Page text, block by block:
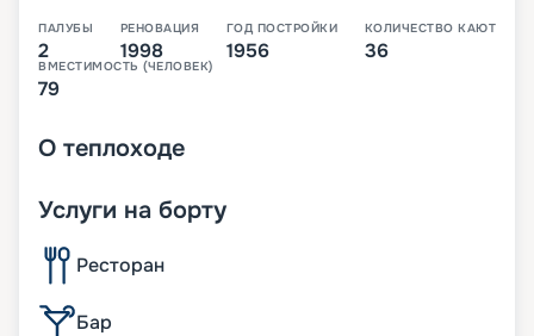
ПАЛУБЫ
2
РЕНОВАЦИЯ
1998
ГОД ПОСТРОЙКИ
1956
КОЛИЧЕСТВО КАЮТ
36
ВМЕСТИМОСТЬ (ЧЕЛОВЕК)
79
О теплоходе
Услуги на борту
Ресторан
Бар